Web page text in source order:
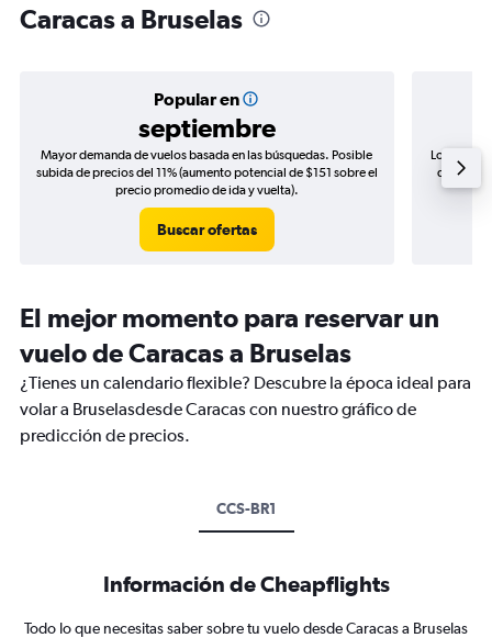
Caracas a Bruselas
Popular en
septiembre
Mayor demanda de vuelos basada en las búsquedas. Posible
subida de precios del 11% (aumento potencial de $151 sobre el
precio promedio de ida y vuelta).
Buscar ofertas
Los
de
El mejor momento para reservar un
vuelo de Caracas a Bruselas
¿Tienes un calendario flexible? Descubre la época ideal para
volar a Bruselasdesde Caracas con nuestro gráfico de
predicción de precios.
CCS-BR1
Información de Cheapflights
Todo lo que necesitas saber sobre tu vuelo desde Caracas a Bruselas